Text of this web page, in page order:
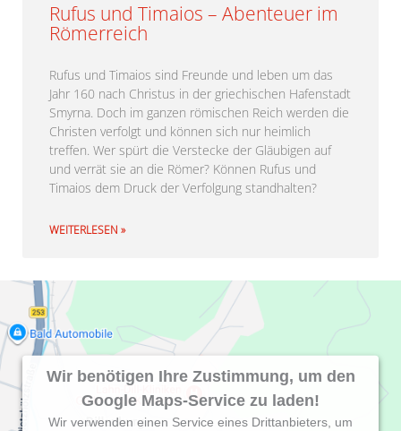
Rufus und Timaios – Abenteuer im
Römerreich
Rufus und Timaios sind Freunde und leben um das
Jahr 160 nach Christus in der griechischen Hafenstadt
Smyrna. Doch im ganzen römischen Reich werden die
Christen verfolgt und können sich nur heimlich
treffen. Wer spürt die Verstecke der Gläubigen auf
und verrät sie an die Römer? Können Rufus und
Timaios dem Druck der Verfolgung standhalten?
WEITERLESEN »
Wir benötigen Ihre Zustimmung, um den
Google Maps-Service zu laden!
Wir verwenden einen Service eines Drittanbieters, um